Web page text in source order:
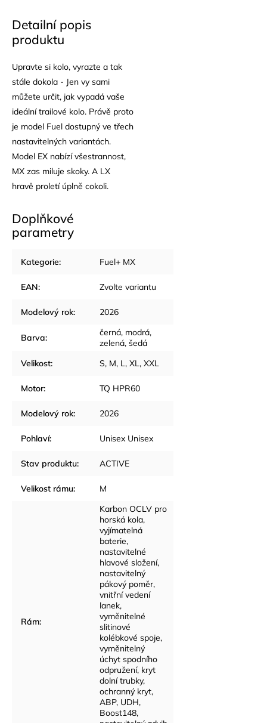
Detailní popis
produktu
Upravte si kolo, vyrazte a tak
stále dokola - Jen vy sami
můžete určit, jak vypadá vaše
ideální trailové kolo. Právě proto
je model Fuel dostupný ve třech
nastavitelných variantách.
Model EX nabízí všestrannost,
MX zas miluje skoky. A LX
hravě proletí úplně cokoli.
Doplňkové
parametry
Kategorie: Fuel+ MX
EAN: Zvolte variantu
Modelový rok: 2026
Barva: černá, modrá,
zelená, šedá
Velikost: S, M, L , XL , XXL
Motor: TQ HPR60
Modelový rok: 2026
Pohlaví: Unisex Unisex
Stav produktu: ACTIVE
Velikost rámu: M
Rám:
Karbon OCLV pro
horská kola,
vyjímatelná
baterie,
nastavitelné
hlavové složení,
nastavitelný
pákový poměr,
vnitřní vedení
lanek,
vyměnitelné
slitinové
kolébkové spoje,
vyměnitelný
úchyt spodního
odpružení, kryt
dolní trubky,
ochranný kryt,
ABP, UDH,
Boost148,